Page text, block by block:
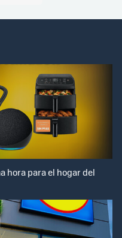
hora para el hogar del